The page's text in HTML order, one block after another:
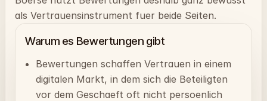
als Vertrauensinstrument fuer beide Seiten.
Warum es Bewertungen gibt
Bewertungen schaffen Vertrauen in einem
digitalen Markt, in dem sich die Beteiligten
vor dem Geschaeft oft nicht persoenlich